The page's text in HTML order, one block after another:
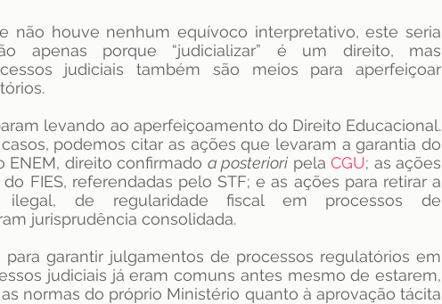
ENAMED
não houve nenhum equívoco interpretativo, este seria
apenas porque “judicializar” é um direito, mas
judiciais também são meios para aperfeiçoar
levando ao aperfeiçoamento do Direito Educacional.
podemos citar as ações que levaram a garantia do
direito confirmado a posteriori pela CGU; as ações
FIES, referendadas pelo STF; e as ações para retirar a
ilegal, de regularidade fiscal em processos de
jurisprudência consolidada.
garantir julgamentos de processos regulatórios em
judiciais já eram comuns antes mesmo de estarem,
normas do próprio Ministério quanto à aprovação tácita